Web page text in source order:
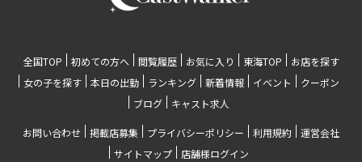
全国TOP 初めての方へ 閲覧履歴 お気に入り 東海TOP
お店を探す
女の子を探す
本日の出勤 ランキング 新着情報 イベント
クーポン
ブログ
キャスト求人
お問い合わせ 掲載店募集 プライバシーポリシー 利用規約
運営会社
サイトマップ
店舗様ログイン